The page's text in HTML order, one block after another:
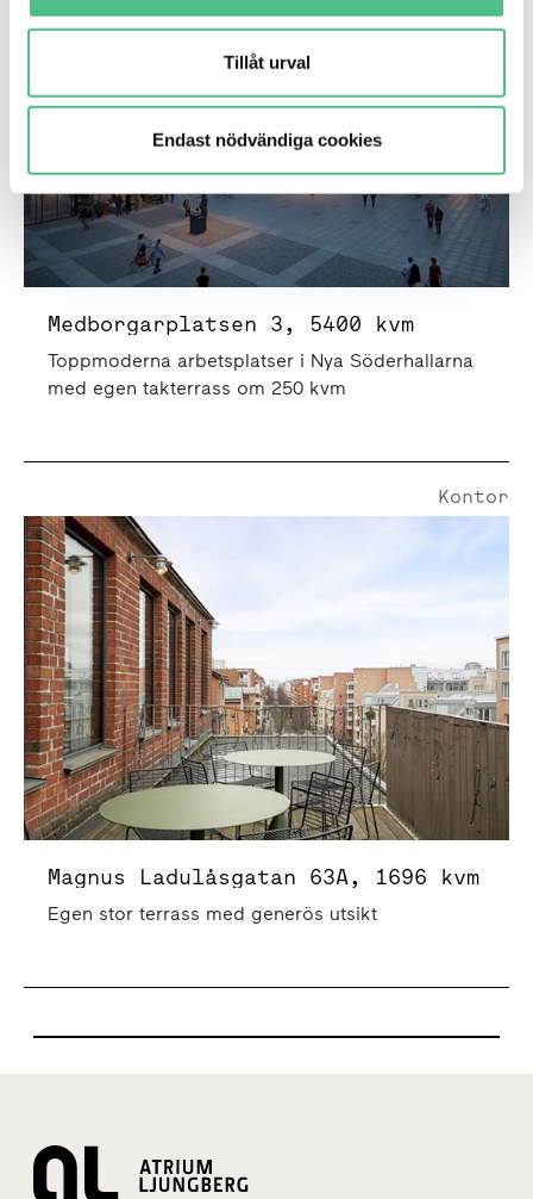
Tillåt urval
Endast nödvändiga cookies
Medborgarplatsen 3, 5400 kvm
Toppmoderna arbetsplatser i Nya Söderhallarna
med egen takterrass om 250 kvm
Magnus Ladulåsgatan 63A | 1696 Kvm
Kontor
Magnus Ladulåsgatan 63A, 1696 kvm
Egen stor terrass med generös utsikt